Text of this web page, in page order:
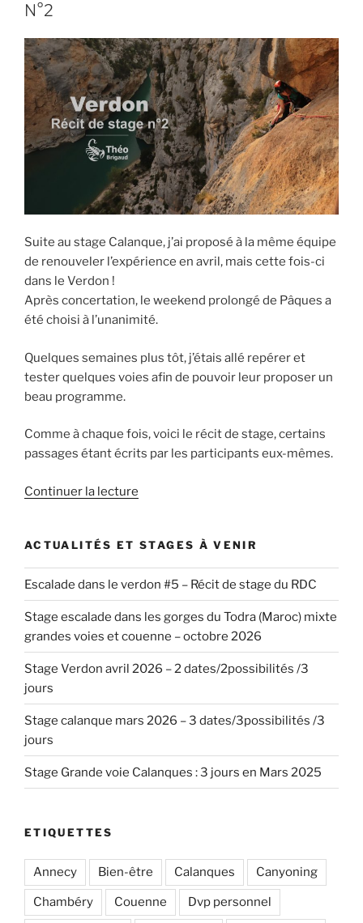
3
jours
en
Mai »
N°2
Suite au stage Calanque, j’ai proposé à la même équipe
de renouveler l’expérience en avril, mais cette fois-ci
dans le Verdon !
Après concertation, le weekend prolongé de Pâques a
été choisi à l’unanimité.
Quelques semaines plus tôt, j’étais allé repérer et
tester quelques voies afin de pouvoir leur proposer un
beau programme.
Comme à chaque fois, voici le récit de stage, certains
passages étant écrits par les participants eux-mêmes.
Continuer la lecture
voies
–
Récit
stage
N°2 »
ACTUALITÉS ET STAGES À VENIR
Escalade dans le verdon #5 – Récit de stage du RDC
Stage escalade dans les gorges du Todra (Maroc) mixte
grandes voies et couenne – octobre 2026
Stage Verdon avril 2026 – 2 dates/2possibilités /3
jours
Stage calanque mars 2026 – 3 dates/3possibilités /3
jours
Stage Grande voie Calanques : 3 jours en Mars 2025
ETIQUETTES
Annecy Bien-être Calanques Canyoning
Chambéry Couenne Dvp personnel